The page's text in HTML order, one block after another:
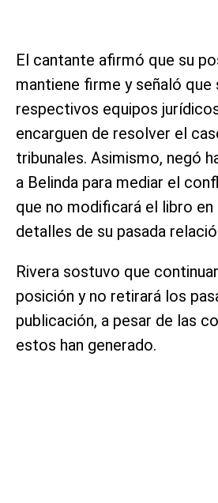
El cantante afirmó que su
mantiene firme y señaló que
respectivos equipos
encarguen de resolver el
tribunales. Asimismo, negó
a Belinda para mediar el
que no modificará el libro
detalles de su pasada
Rivera sostuvo que
posición y no retirará los
publicación, a pesar de las
estos han generado.